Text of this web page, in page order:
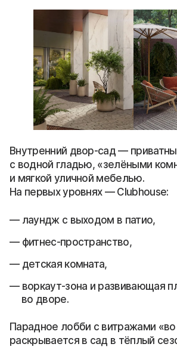
Внутренний двор-сад —
с водной гладью, «зелёными
и мягкой уличной мебелью.
На первых уровнях — Clubhouse:
лаундж с выходом в патио,
фитнес-пространство,
детская комната,
воркаут-зона и развивающая
во дворе.
Парадное лобби с витражами
раскрывается в сад в тёплый